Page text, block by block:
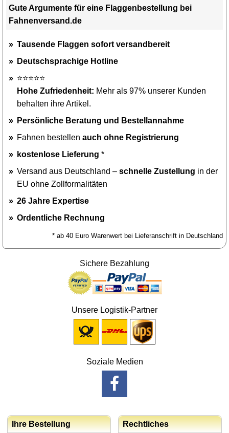
Gute Argumente für eine Flaggenbestellung bei
Fahnenversand.de
Tausende Flaggen sofort versandbereit
Deutschsprachige Hotline
⭐⭐⭐⭐⭐
Hohe Zufriedenheit: Mehr als 97% unserer Kunden
behalten ihre Artikel.
Persönliche Beratung und Bestellannahme
Fahnen bestellen auch ohne Registrierung
kostenlose Lieferung *
Versand aus Deutschland – schnelle Zustellung in der
EU ohne Zollformalitäten
26 Jahre Expertise
Ordentliche Rechnung
* ab 40 Euro Warenwert bei Lieferanschrift in Deutschland
Sichere Bezahlung
Unsere Logistik-Partner
Soziale Medien
Ihre Bestellung Rechtliches